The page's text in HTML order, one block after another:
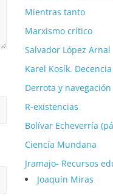
Mientras tanto
Marxismo crítico
Salvador López Arnal
Karel Kosík.
Derrota y navegación
R-existencias
Bolívar Echeverría
Ciencía Mundana
Jramajo- Recursos
Joaquín Miras